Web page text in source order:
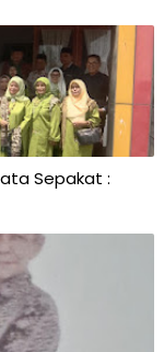
Sepakat :